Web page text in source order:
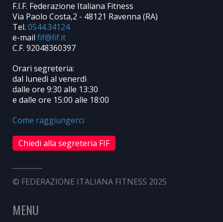
F.I.F. Federazione Italiana Fitness
Via Paolo Costa,2 - 48121 Ravenna (RA)
Tel. 0544.34124
e-mail
C.F. 92048360397
Orari segreteria:
dal lunedì al venerdì
dalle ore 9:30 alle 13:30
e dalle ore 15:00 alle 18:00
Come raggiungerci
Chiedi alla segreteria FIF
© FEDERAZIONE ITALIANA FITNESS 2025
MENU